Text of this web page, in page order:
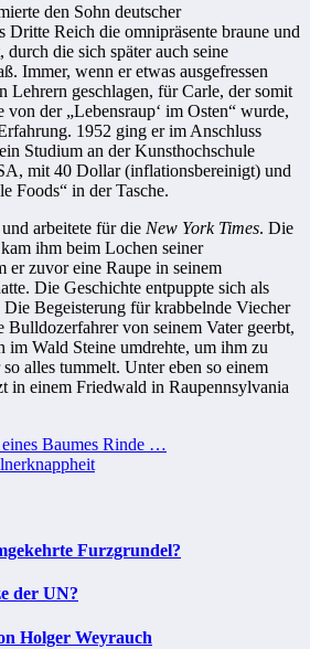
den Sohn deutscher
Dritte Reich die omnipräsente braune und
durch die sich später auch seine
Immer, wenn er etwas ausgefressen
Lehrern geschlagen, für Carle, der somit
der „Lebensraup‘ im Osten“ wurde,
1952 ging er im Anschluss
Studium an der Kunsthochschule
mit 40 Dollar (inflationsbereinigt) und
Foods“ in der Tasche.
arbeitete für die New York Times. Die
ihm beim Lochen seiner
er zuvor eine Raupe in seinem
Die Geschichte entpuppte sich als
Begeisterung für krabbelnde Viecher
Bulldozerfahrer von seinem Vater geerbt,
im Wald Steine umdrehte, um ihm zu
alles tummelt. Unter eben so einem
in einem Friedwald in Raupennsylvania
Baumes Rinde …
Furzgrundel?
der UN?
Holger Weyrauch